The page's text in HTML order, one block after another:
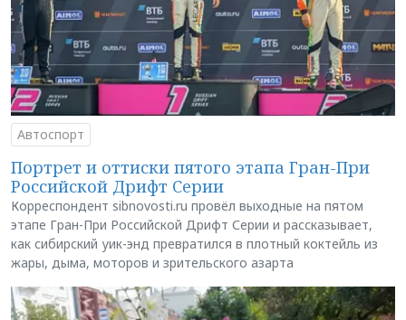
Автоспорт
Портрет и оттиски пятого этапа Гран-При
Российской Дрифт Серии
Корреспондент sibnovosti.ru провёл выходные на пятом
этапе Гран-При Российской Дрифт Серии и рассказывает,
как сибирский уик-энд превратился в плотный коктейль из
жары, дыма, моторов и зрительского азарта